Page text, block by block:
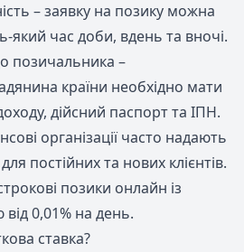
– заявку на позику можна
який час доби, вдень та вночі.
позичальника –
країни необхідно мати
дійсний паспорт та ІПН.
організації часто надають
постійних та нових клієнтів.
позики онлайн із
0,01% на день.
ставка?